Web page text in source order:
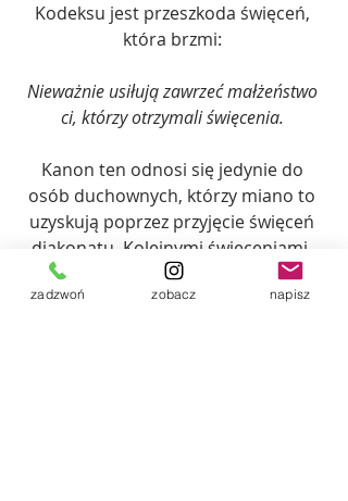
Kodeksu jest przeszkoda święceń,
która brzmi:
Nieważnie usiłują zawrzeć małżeństwo
ci, którzy otrzymali święcenia.
Kanon ten odnosi się jedynie do
osób duchownych, którzy miano to
uzyskują poprzez przyjęcie święceń
diakonatu. Kolejnymi święceniami,
które mogą otrzymać duchowni są
święcenia prezbiteratu i skary
zadzwoń zobacz napisz